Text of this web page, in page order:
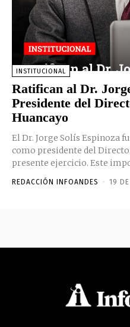
INSTITUCIONAL
Ratifican al Dr.
Presidente del
Huancayo
El Dr. Jorge Solís Espinoza
como presidente del
presente
REDACCIÓN INFOANDES - 19